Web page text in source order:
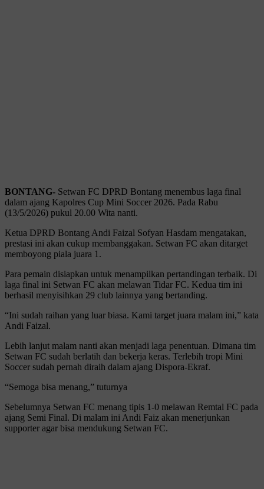
BONTANG- Setwan FC DPRD Bontang menembus laga final
dalam ajang Kapolres Cup Mini Soccer 2026. Pada Rabu
(13/5/2026) pukul 20.00 Wita nanti.
Ketua DPRD Bontang Andi Faizal Sofyan Hasdam mengatakan,
prestasi ini akan cukup membanggakan. Setwan FC akan ditarget
memboyong piala juara 1.
Para pemain disiapkan untuk menampilkan pertandingan terbaik. Di
laga final ini Setwan FC akan melawan Tidar FC. Kedua tim ini
berhasil menyisihkan 29 club lainnya yang bertanding.
“Ini sudah raihan yang luar biasa. Kami target juara malam ini,” kata
Andi Faizal.
Lebih lanjut malam nanti akan menjadi laga penentuan. Dimana tim
Setwan FC sudah berlatih dan bekerja keras. Terlebih tropi Mini
Soccer sudah pernah diraih dalam ajang Dispora-Ekraf.
“Semoga bisa menang,” tuturnya
Sebelumnya Setwan FC menang tipis 1-0 melawan Remtal FC pada
ajang Semi Final. Di malam ini Andi Faiz akan menerjunkan
supporter agar bisa mendukung Setwan FC.